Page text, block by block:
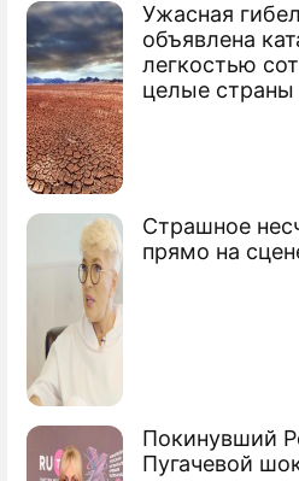
Ужасная
объявлена
легкостью
целые страны
Страшное
прямо на
Покинувший
Пугачевой
По теме
Продолжение:
Ким Чен Ира
Подготовлен план
КНДР
Корея обвинила КНДР
границы
Россия и Китай